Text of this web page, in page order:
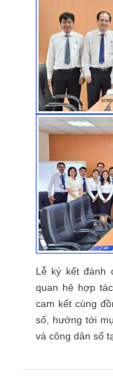
Lễ ký kết đánh
quan hệ hợp
cam kết cùng
số, hướng tới
và công dân số